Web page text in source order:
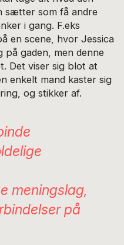
sætter som få andre
i gang. F.eks
en scene, hvor Jessica
gaden, men denne
Det viser sig blot at
enkelt mand kaster sig
og stikker af.
meningslag,
på